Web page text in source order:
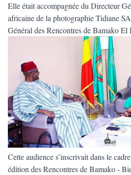
Elle était accompagnée du Directeur
africaine de la photographie Tidiane
Général des Rencontres de Bamako
Cette audience s’inscrivait dans le
édition des Rencontres de Bamako -